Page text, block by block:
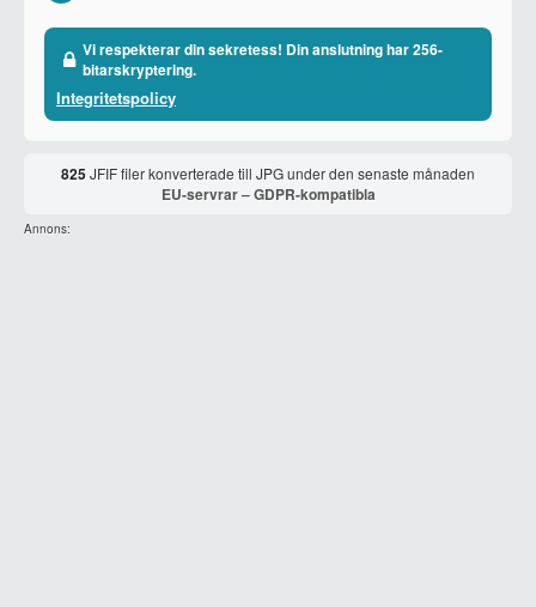
Vi respekterar din sekretess! Din anslutning har 256-
bitarskryptering.
Integritetspolicy
825JFIF filer konverterade till JPG under den senaste månaden
EU-servrar – GDPR-kompatibla
Annons: